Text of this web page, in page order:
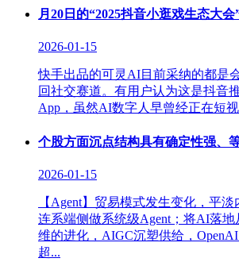
月20日的“2025抖音小逛戏生态大会
2026-01-15
快手出品的可灵AI目前采纳的都是
回社交赛道。有用户认为这是抖音
App，虽然AI数字人早曾经正在短
个股方面沉点结构具有确定性强、
2026-01-15
【Agent】贸易模式发生变化，平淡
连系端侧做系统级Agent；将AI落
维的进化，AIGC沉塑供给，
超...